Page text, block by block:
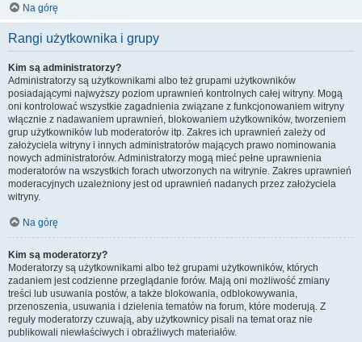
Na górę
Rangi użytkownika i grupy
Kim są administratorzy?
Administratorzy są użytkownikami albo też grupami użytkowników
posiadającymi najwyższy poziom uprawnień kontrolnych całej witryny. Mogą
oni kontrolować wszystkie zagadnienia związane z funkcjonowaniem witryny
włącznie z nadawaniem uprawnień, blokowaniem użytkowników, tworzeniem
grup użytkowników lub moderatorów itp. Zakres ich uprawnień zależy od
założyciela witryny i innych administratorów mających prawo nominowania
nowych administratorów. Administratorzy mogą mieć pełne uprawnienia
moderatorów na wszystkich forach utworzonych na witrynie. Zakres uprawnień
moderacyjnych uzależniony jest od uprawnień nadanych przez założyciela
witryny.
Na górę
Kim są moderatorzy?
Moderatorzy są użytkownikami albo też grupami użytkowników, których
zadaniem jest codzienne przeglądanie forów. Mają oni możliwość zmiany
treści lub usuwania postów, a także blokowania, odblokowywania,
przenoszenia, usuwania i dzielenia tematów na forum, które moderują. Z
reguły moderatorzy czuwają, aby użytkownicy pisali na temat oraz nie
publikowali niewłaściwych i obraźliwych materiałów.